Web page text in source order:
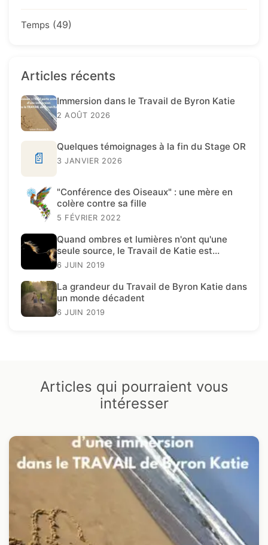
Temps (49)
Articles récents
Immersion dans le Travail de Byron Katie
2 AOÛT 2026
📄
Quelques témoignages à la fin du Stage OR
3 JANVIER 2026
"Conférence des Oiseaux" : une mère en
colère contre sa fille
5 FÉVRIER 2022
Quand ombres et lumières n'ont qu'une
seule source, le Travail de Katie est
présent.
6 JUIN 2019
La grandeur du Travail de Byron Katie dans
un monde décadent
6 JUIN 2019
Articles qui pourraient vous
intéresser